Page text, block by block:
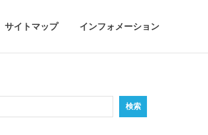
サイトマップ インフォメーション
検索